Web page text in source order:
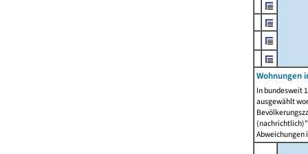
Wohnungen
In bundesweit
ausgewählt
Abweichungen